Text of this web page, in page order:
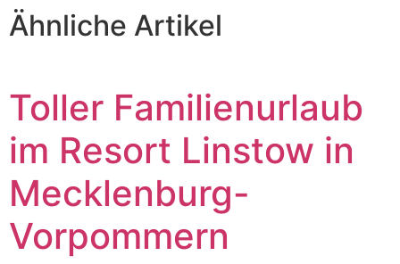
Ähnliche Artikel
Toller Familienurlaub
im Resort Linstow in
Mecklenburg-
Vorpommern